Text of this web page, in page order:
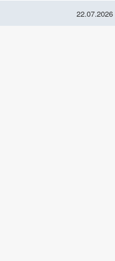
22.07.2026